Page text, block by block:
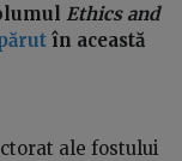
Ethics and
în această
ale fostului